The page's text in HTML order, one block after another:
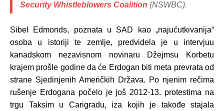
Security Whistleblowers Coalition (NSWBC).
Sibel Edmonds, poznata u SAD kao „najućutkivanija“
osoba u istoriji te zemlje, predvidela je u intervjuu
kanadskom nezavisnom novinaru Džejmsu Korbetu
krajem prošle godine da će Erdogan biti meta prevrata od
strane Sjedinjenih Američkih Država. Po njenim rečima
rušenje Erdogana počelo je još 2012-13. protestima na
trgu Taksim u Carigradu, iza kojih je takođe stajala